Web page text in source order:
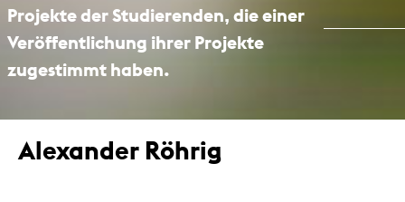
Projekte der Studierenden, die einer
Veröffentlichung ihrer Projekte
zugestimmt haben.
Alexander Röhrig